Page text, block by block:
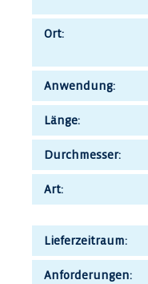
Ort:
Anwendung:
Länge:
Durchmesser:
Art:
Lieferzeitraum:
Anforderungen: